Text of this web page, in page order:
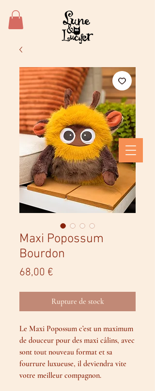
Maxi Popossum
Bourdon
68,00 €
Rupture de stock
Le Maxi Popossum c’est un maximum
de douceur pour des maxi câlins, avec
sont tout nouveau format et sa
fourrure luxueuse, il deviendra vite
votre meilleur compagnon.